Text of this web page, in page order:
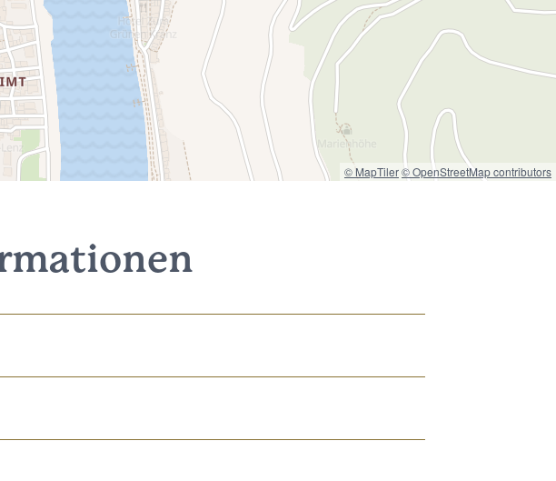
© MapTiler© OpenStreetMap contributors